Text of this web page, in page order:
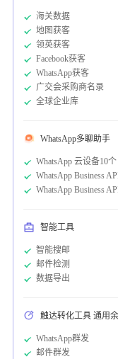
海关数据
地图获客
领英获客
Facebook获客
WhatsApp获客
广交会采购商名录
全球企业库
WhatsApp多聊助手
WhatsApp 云设备10个
WhatsApp Business
WhatsApp Business
智能工具
智能搜邮
邮件检测
数据导出
触达转化工具 通用余
WhatsApp群发
邮件群发